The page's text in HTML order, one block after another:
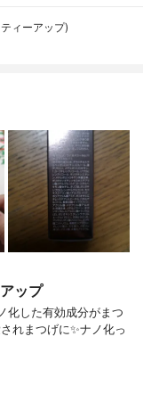
ィーアップ)
ップ
化した有効成分がまつ
れまつげに✨ナノ化っ